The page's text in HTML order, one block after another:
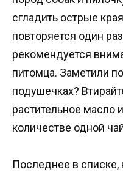
сгладить острые
повторяется один
рекомендуется
питомца. Заметили
подушечках?
растительное масло
количестве одной
Последнее в